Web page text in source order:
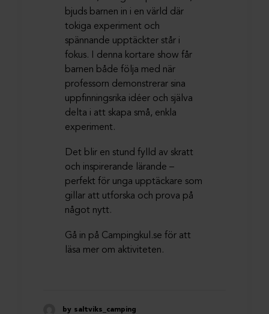
bjuds barnen in i en värld där
tokiga experiment och
spännande upptäckter står i
fokus. I denna kortare show får
barnen både följa med när
professorn demonstrerar sina
uppfinningsrika idéer och själva
delta i att skapa små, enkla
experiment.
Det blir en stund fylld av skratt
och inspirerande lärande –
perfekt för unga upptäckare som
gillar att utforska och prova på
något nytt.
Gå in på Campingkul.se för att
läsa mer om aktiviteten.
by saltviks_camping